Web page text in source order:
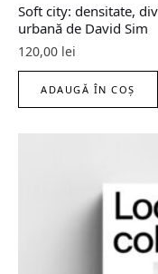
Soft city: densitate,
urbană de David Sim
120,00 lei
ADAUGĂ ÎN COȘ